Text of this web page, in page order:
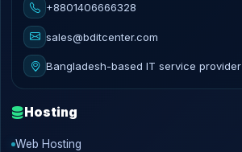
+8801406666328
sales@bditcenter.com
Bangladesh-based IT service provider
Hosting
Web Hosting